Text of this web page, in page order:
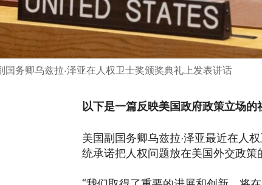
国务卿乌兹拉·泽亚在人权卫士奖颁奖典礼上发表讲话
以下是一篇反映美国政府政策立场的
美国副国务卿乌兹拉·泽亚最近在人
统承诺把人权问题放在美国外交政策